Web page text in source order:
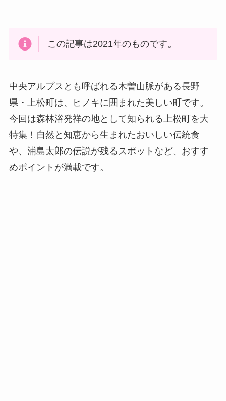
この記事は2021年のものです。
中央アルプスとも呼ばれる木曽山脈がある長野
県・上松町は、ヒノキに囲まれた美しい町です。
今回は森林浴発祥の地として知られる上松町を大
特集！自然と知恵から生まれたおいしい伝統食
や、浦島太郎の伝説が残るスポットなど、おすす
めポイントが満載です。